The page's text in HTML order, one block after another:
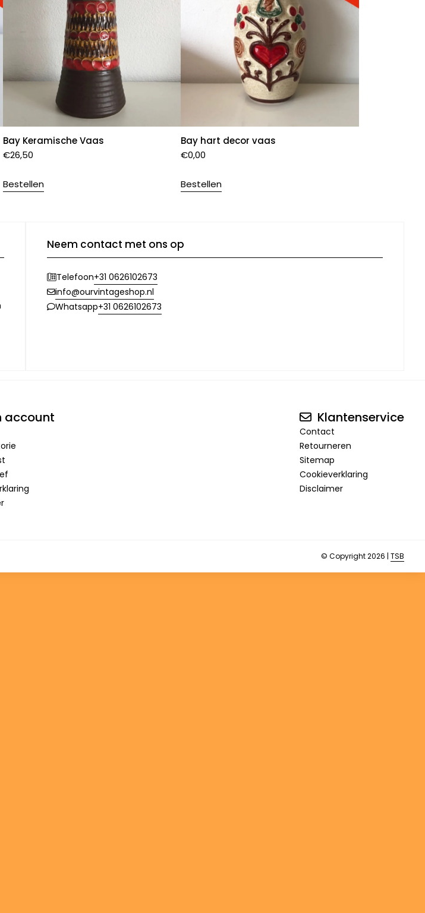
Bay Keramische Vaas
€26,50
Bestellen
Bay hart decor vaas
€0,00
Bestellen
Neem contact met ons op
Telefoon+31 0626102673
info@ourvintageshop.nl
Whatsapp+31 0626102673
account Klantenservice
Contact
Retourneren
Sitemap
Cookieverklaring
Disclaimer
© Copyright 2026 | TSB